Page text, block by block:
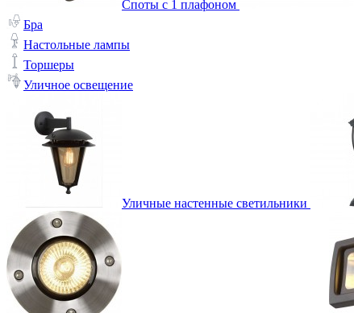
Споты с 1 плафоном
Бра
Настольные лампы
Торшеры
Уличное освещение
Уличные настенные светильники